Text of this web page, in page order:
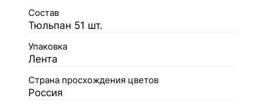
Состав
Тюльпан 51 шт.
Упаковка
Лента
Страна просхождения цветов
Россия